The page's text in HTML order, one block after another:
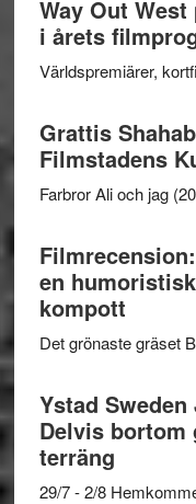
Way Out
i årets
Världspremiärer,
Grattis
Filmstadens
Farbror Ali och jag
en
kompott
Det grönaste gräset
Ystad Sweden
Delvis bortom
terräng
29/7 - 2/8